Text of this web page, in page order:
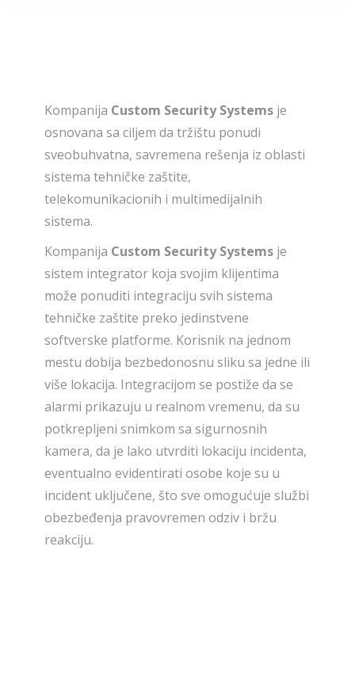
Kompanija Custom Security Systemsje
osnovana sa ciljem da tržištu ponudi
sveobuhvatna, savremena rešenja iz oblasti
sistema tehničke zaštite,
telekomunikacionih i multimedijalnih
sistema.
Kompanija Custom Security Systemsje
sistem integrator koja svojim klijentima
može ponuditi integraciju svih sistema
tehničke zaštite preko jedinstvene
softverske platforme. Korisnik na jednom
mestu dobija bezbedonosnu sliku sa jedne ili
više lokacija. Integracijom se postiže da se
alarmi prikazuju u realnom vremenu, da su
potkrepljeni snimkom sa sigurnosnih
kamera, da je lako utvrditi lokaciju incidenta,
eventualno evidentirati osobe koje su u
incident uključene, što sve omogućuje službi
obezbeđenja pravovremen odziv i bržu
reakciju.